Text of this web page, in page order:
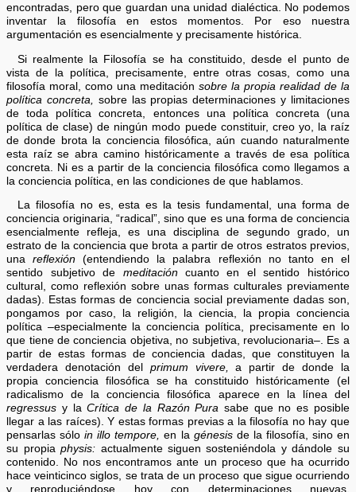
encontradas, pero que guardan una unidad dialéctica. No podemos
inventar la filosofía en estos momentos. Por eso nuestra
argumentación es esencialmente y precisamente histórica.
Si realmente la Filosofía se ha constituido, desde el punto de
vista de la política, precisamente, entre otras cosas, como una
filosofía moral, como una meditación sobre la propia realidad de la
política concreta,
sobre las propias determinaciones y limitaciones
de toda política concreta, entonces una política concreta (una
política de clase) de ningún modo puede constituir, creo yo, la raíz
de donde brota la conciencia filosófica, aún cuando naturalmente
esta raíz se abra camino históricamente a través de esa política
concreta. Ni es a partir de la conciencia filosófica como llegamos a
la conciencia política, en las condiciones de que hablamos.
La filosofía no es, esta es la tesis fundamental, una forma de
conciencia originaria, “radical”, sino que es una forma de conciencia
esencialmente refleja, es una disciplina de segundo grado, un
estrato de la conciencia que brota a partir de otros estratos previos,
unareflexión (entendiendo la palabra reflexión no tanto en el
sentido subjetivo de meditacióncuanto en el sentido histórico
cultural, como reflexión sobre unas formas culturales previamente
dadas). Estas formas de conciencia social previamente dadas son,
pongamos por caso, la religión, la ciencia, la propia conciencia
política –especialmente la conciencia política, precisamente en lo
que tiene de conciencia objetiva, no subjetiva, revolucionaria–. Es a
partir de estas formas de conciencia dadas, que constituyen la
verdadera denotación del primum vivere, a partir de donde la
propia conciencia filosófica se ha constituido históricamente (el
radicalismo de la conciencia filosófica aparece en la línea del
regressus y laCrítica de la Razón Pura sabe que no es posible
llegar a las raíces). Y estas formas previas a la filosofía no hay que
pensarlas sóloin illo tempore, en la génesisde la filosofía, sino en
su propiaphysis: actualmente siguen sosteniéndola y dándole su
contenido. No nos encontramos ante un proceso que ha ocurrido
hace veinticinco siglos, se trata de un proceso que sigue ocurriendo
y reproduciéndose hoy con determinaciones nuevas.